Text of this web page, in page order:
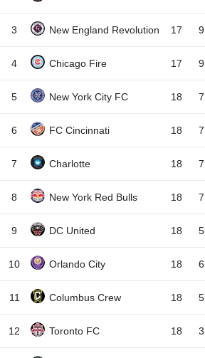
3 New England Revolution 17 9
4 Chicago Fire 17 9
5 New York City FC 18 7
6 FC Cincinnati 18 7
7 Charlotte 18 7
8 New York Red Bulls 18 7
9 DC United 18 5
10 Orlando City 18 6
11 Columbus Crew 18 5
12 Toronto FC 18 3